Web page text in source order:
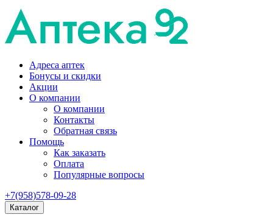
Адреса аптек
Бонусы и скидки
Акции
О компании
О компании
Контакты
Обратная связь
Помощь
Как заказать
Оплата
Популярные вопросы
+7(958)578-09-28
Каталог